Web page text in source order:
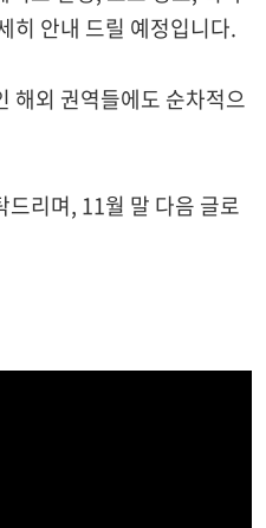
히 안내 드릴 예정입니다.
해외 권역들에도 순차적으
드리며, 11월 말 다음 글로